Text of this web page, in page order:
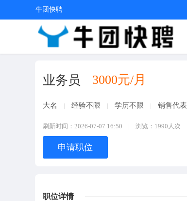
牛团快聘
业务员 3000元/月
大名 经验不限 学历不限 销售代表
刷新时间：2026-07-07 16:50 浏览：1990人次
申请职位
职位详情